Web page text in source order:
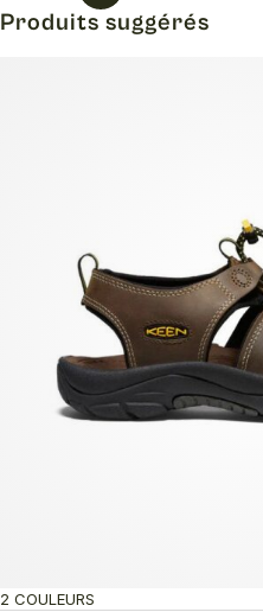
Produits suggérés
2 COULEURS